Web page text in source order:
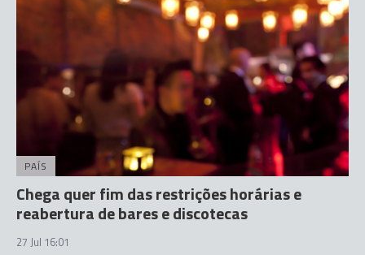
PAÍS
Chega quer fim das restrições horárias e
reabertura de bares e discotecas
27 Jul 16:01